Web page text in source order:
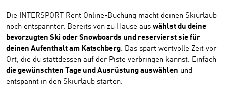
Die INTERSPORT Rent Online-Buchung macht deinen Skiurlaub
noch entspannter. Bereits von zu Hause aus wählst du deine
bevorzugten Ski oder Snowboards und reservierst sie für
deinen Aufenthalt am Katschberg. Das spart wertvolle Zeit vor
Ort, die du stattdessen auf der Piste verbringen kannst. Einfach
die gewünschten Tage und Ausrüstung auswählen und
entspannt in den Skiurlaub starten.